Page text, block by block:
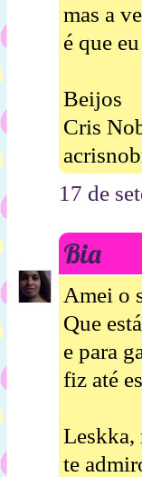
mas a
é que
Beijos
Cris
17 de
Bia
Amei o
Que
e para
fiz até
Leskka,
te